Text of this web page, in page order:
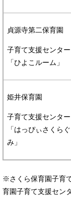
貞源寺第二保育園
子育て支援センター
「ひよこルーム」
姫井保育園
子育て支援センター
「はっぴぃさくらぐ
み」
※さくら保育園子育
育園子育て支援セン